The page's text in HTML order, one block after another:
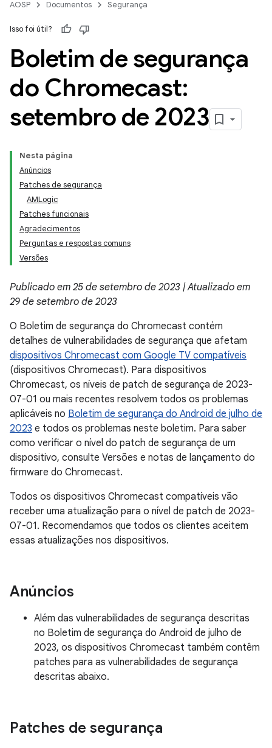
AOSP Documentos Segurança
Isso foi útil?
Boletim de segurança
do Chromecast:
setembro de 2023
Nesta página
Anúncios
Patches de segurança
AMLogic
Patches funcionais
Agradecimentos
Perguntas e respostas comuns
Versões
Publicado em 25 de setembro de 2023 | Atualizado em
29 de setembro de 2023
O Boletim de segurança do Chromecast contém
detalhes de vulnerabilidades de segurança que afetam
dispositivos Chromecast com Google TV compatíveis
(dispositivos Chromecast). Para dispositivos
Chromecast, os níveis de patch de segurança de 2023-
07-01 ou mais recentes resolvem todos os problemas
aplicáveis no Boletim de segurança do Android de julho de
2023 e todos os problemas neste boletim. Para saber
como verificar o nível do patch de segurança de um
dispositivo, consulte Versões e notas de lançamento do
firmware do Chromecast.
Todos os dispositivos Chromecast compatíveis vão
receber uma atualização para o nível de patch de 2023-
07-01. Recomendamos que todos os clientes aceitem
essas atualizações nos dispositivos.
Anúncios
Além das vulnerabilidades de segurança descritas
no Boletim de segurança do Android de julho de
2023, os dispositivos Chromecast também contêm
patches para as vulnerabilidades de segurança
descritas abaixo.
Patches de segurança